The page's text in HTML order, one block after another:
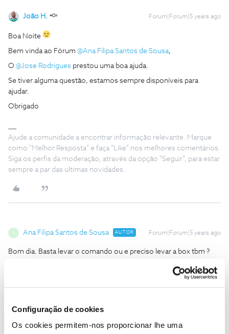
Configuração de cookies
Os cookies permitem-nos proporcionar lhe uma
João H. Forum|Forum|5 years ago
Boa Noite
Bem vinda ao Fórum @Ana Filipa Santos de Sousa,
O @Jose Rodrigues prestou uma boa ajuda.
Se tiver alguma questão, estamos sempre disponíveis para
ajudar.
Obrigado
Ajude a comunidade a encontrar informação relevante. Marque
como "Melhor Resposta" e faça "Like" nos melhores comentários.
Siga os perfis da moderação, através da opção "Seguir", para estar
sempre a par das ultimas novidades.
A Ana Filipa Santos de Sousa AUTOR Forum|Forum|5 years ago
Bom dia. Basta levar o comando ou e preciso levar a box tbm ?